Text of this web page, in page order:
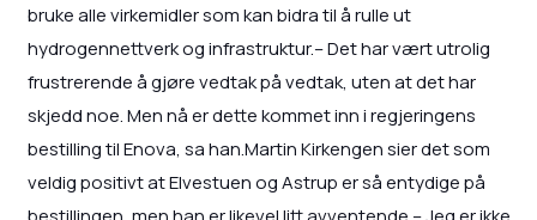
bruke alle virkemidler som kan bidra til å rulle ut
hydrogennettverk og infrastruktur.– Det har vært utrolig
frustrerende å gjøre vedtak på vedtak, uten at det har
skjedd noe. Men nå er dette kommet inn i regjeringens
bestilling til Enova, sa han.Martin Kirkengen sier det som
veldig positivt at Elvestuen og Astrup er så entydige på